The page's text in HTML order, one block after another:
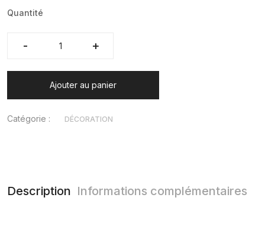
Quantité
- +
- +
Ajouter au panier
Catégorie : DÉCORATION
Description Informations complémentaires